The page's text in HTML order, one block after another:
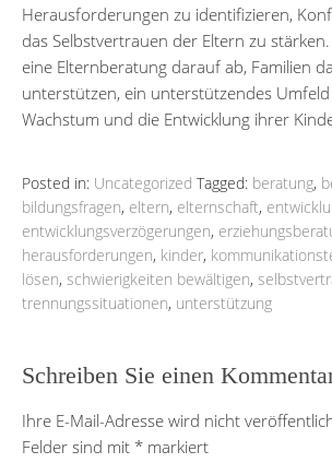
Herausforderungen zu identifizieren,
das Selbstvertrauen der Eltern zu
eine Elternberatung darauf ab, Familien
unterstützen, ein unterstützendes
Wachstum und die Entwicklung ihrer
Posted in: Uncategorized Tagged: beratung,
bildungsfragen, eltern, elternschaft,
entwicklungsverzögerungen,
herausforderungen, kinder,
lösen, schwierigkeiten bewältigen,
trennungssituationen, unterstützung
Schreiben Sie einen
Ihre E-Mail-Adresse wird nicht
Felder sind mit * markiert